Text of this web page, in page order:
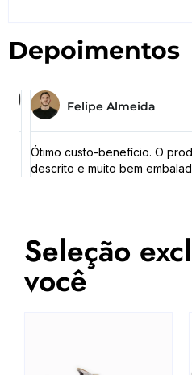
Depoimentos
Felipe Almeida
Ótimo custo-benefício. O
descrito e muito bem embalado.
Seleção
você